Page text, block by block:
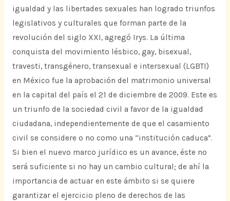
igualdad y las libertades sexuales han logrado triunfos
legislativos y culturales que forman parte de la
revolución del siglo XXI, agregó Irys. La última
conquista del movimiento lésbico, gay, bisexual,
travesti, transgénero, transexual e intersexual (LGBTI)
en México fue la aprobación del matrimonio universal
en la capital del país el 21 de diciembre de 2009. Este es
un triunfo de la sociedad civil a favor de la igualdad
ciudadana, independientemente de que el casamiento
civil se considere o no como una “institución caduca”.
Si bien el nuevo marco jurídico es un avance, éste no
será suficiente si no hay un cambio cultural; de ahí la
importancia de actuar en este ámbito si se quiere
garantizar el ejercicio pleno de derechos de las